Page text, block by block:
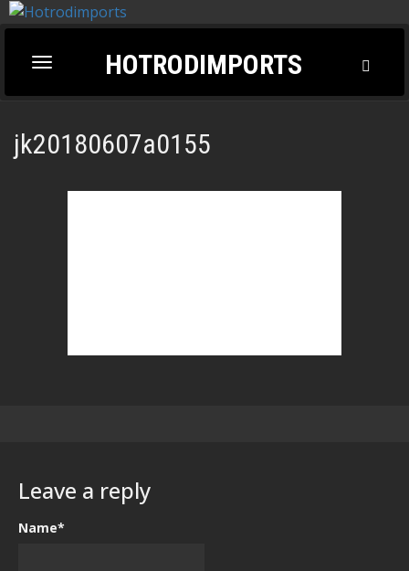
Toggle
navigation
HOTRODIMPORTS
jk20180607a0155
Leave a reply
Name*